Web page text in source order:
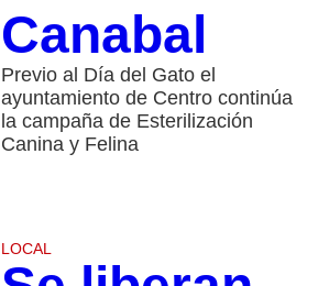
Canabal
Previo al Día del Gato el
ayuntamiento de Centro continúa
la campaña de Esterilización
Canina y Felina
LOCAL